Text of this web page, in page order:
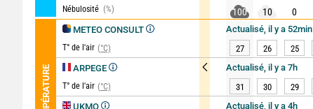
Nébulosité (%)
TEMPÉRATURE
METEO CONSULT
T° de l'air (°C)
ARPEGE
T° de l'air (°C)
UKMO
100
10 0
Actualisé, il y a 52min
27
26 25
Actualisé, il y a 7h
31
30 29
Actualisé, il y a 4h